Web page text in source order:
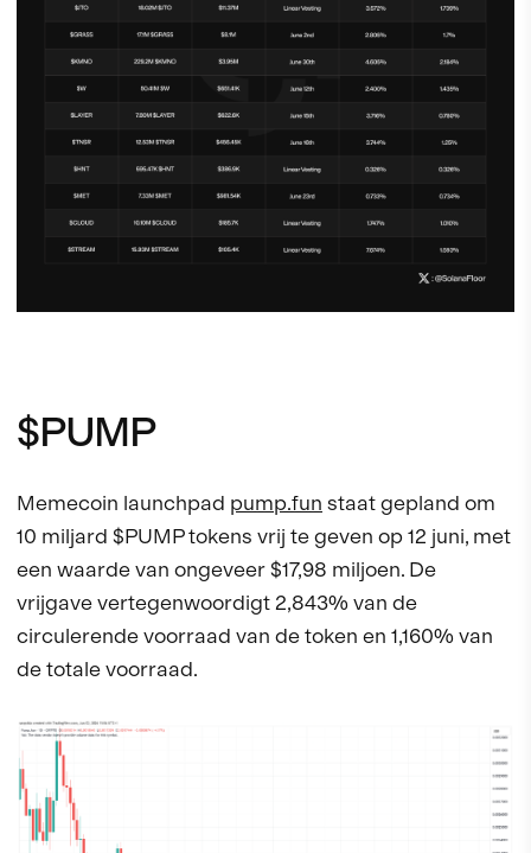
$PUMP
Memecoin launchpad pump.fun staat gepland om
10 miljard $PUMP tokens vrij te geven op 12 juni, met
een waarde van ongeveer $17,98 miljoen. De
vrijgave vertegenwoordigt 2,843% van de
circulerende voorraad van de token en 1,160% van
de totale voorraad.